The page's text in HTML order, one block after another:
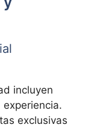
incluyen
experiencia.
exclusivas